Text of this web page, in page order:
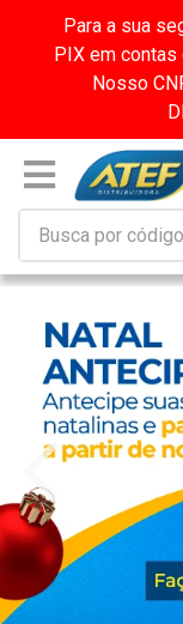
Para a sua
PIX em contas
Nosso